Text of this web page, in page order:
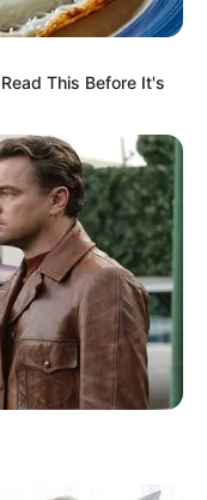
This Before It's